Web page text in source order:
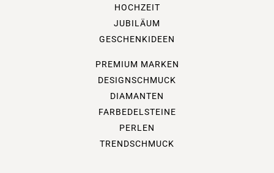
HOCHZEIT
JUBILÄUM
GESCHENKIDEEN
PREMIUM MARKEN
DESIGNSCHMUCK
DIAMANTEN
FARBEDELSTEINE
PERLEN
TRENDSCHMUCK